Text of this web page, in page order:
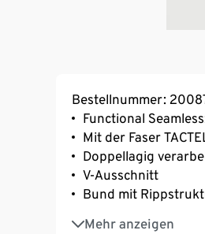
Bestellnummer:
Functional
Mit der Faser
Doppellagig
V-Ausschnitt
Bund mit
Mehr anzeigen
Mit